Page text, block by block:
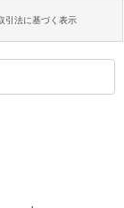
引法に基づく表示